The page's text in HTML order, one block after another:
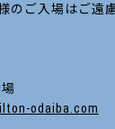
のご入場はご遠
odaiba.com